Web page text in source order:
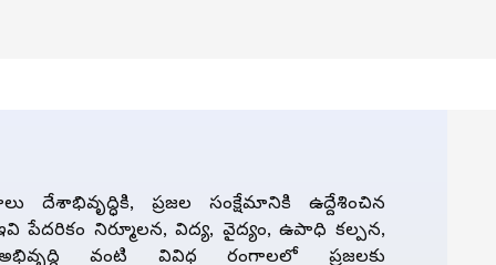
దేశాభివృద్ధికి, ప్రజల సంక్షేమానికి ఉద్దేశించిన
పేదరికం నిర్మూలన, విద్య, వైద్యం, ఉపాధి కల్పన,
వంటి వివిధ రంగాలలో ప్రజలకు